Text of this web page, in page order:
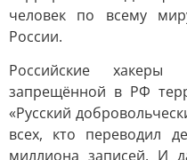
человек по всему
России.
Российские хакеры
запрещённой в РФ
«Русский
всех, кто переводил
миллиона записей. И